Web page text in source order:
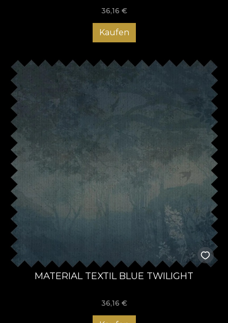
36,16 €
Kaufen
MATERIAL TEXTIL BLUE TWILIGHT
36,16 €